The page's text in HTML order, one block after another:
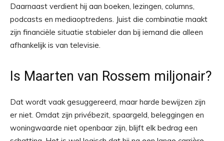
Daarnaast verdient hij aan boeken, lezingen, columns,
podcasts en mediaoptredens. Juist die combinatie maakt
zijn financiële situatie stabieler dan bij iemand die alleen
afhankelijk is van televisie.
Is Maarten van Rossem miljonair?
Dat wordt vaak gesuggereerd, maar harde bewijzen zijn
er niet. Omdat zijn privébezit, spaargeld, beleggingen en
woningwaarde niet openbaar zijn, blijft elk bedrag een